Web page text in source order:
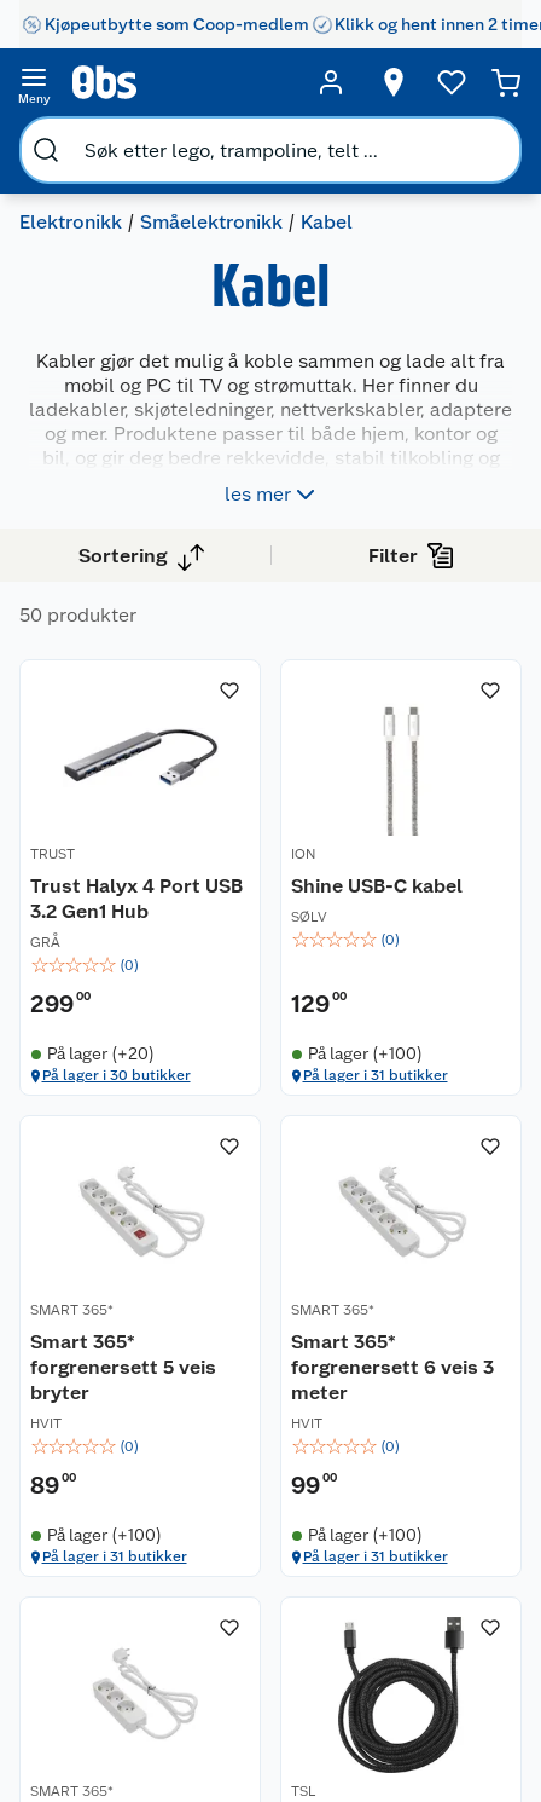
Kjøpeutbytte som Coop-medlem Klikk og hent innen 2
Meny
Elektronikk Småelektronikk Kabel
Kabel
Kabler gjør det mulig å koble sammen og lade alt fra
mobil og PC til TV og strømuttak. Her finner du
ladekabler, skjøteledninger, nettverkskabler, adaptere
og mer. Produktene passer til både hjem, kontor og
bil, og gir deg bedre rekkevidde, stabil tilkobling og
enklere lading. Enten du trenger en enkel USB-C-
kabel, en forgrener til veggen eller en HDMI-kabel,
behov i hverdagen.
les mer
Sortering Filter
50 produkter
TRUST
Trust Halyx 4 Port USB
3.2 Gen1 Hub
GRÅ
☆☆☆☆☆ (0)
29900
På lager (+20)
På lager i 30 butikker
ION
Shine USB-C kabel
SØLV
☆☆☆☆☆ (0)
12900
På lager (+100)
På lager i 31 butikker
SMART 365*
Smart 365*
forgrenersett 5 veis
bryter
HVIT
☆☆☆☆☆ (0)
8900
På lager (+100)
På lager i 31 butikker
SMART 365*
Smart 365*
forgrenersett 6 veis 3
meter
HVIT
☆☆☆☆☆ (0)
9900
På lager (+100)
På lager i 31 butikker
SMART 365* TSL